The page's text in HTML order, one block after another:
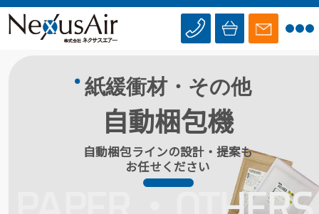
紙緩衝材・その他
自動梱包機
自動梱包ラインの設計・提案も
お任せください